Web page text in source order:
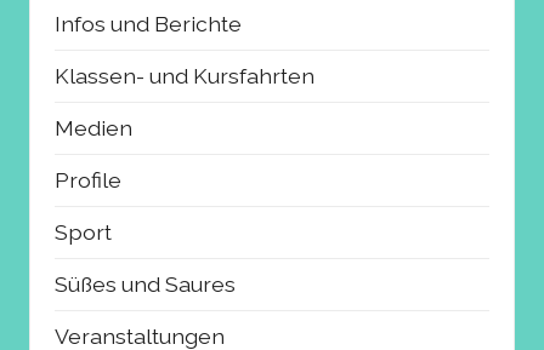
Infos und Berichte
Klassen- und Kursfahrten
Medien
Profile
Sport
Süßes und Saures
Veranstaltungen